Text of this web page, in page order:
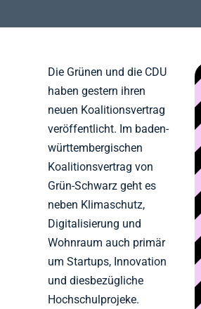
Die Grünen und die CDU
haben gestern ihren
neuen Koalitionsvertrag
veröffentlicht. Im baden-
württembergischen
Koalitionsvertrag von
Grün-Schwarz geht es
neben Klimaschutz,
Digitalisierung und
Wohnraum auch primär
um Startups, Innovation
und diesbezügliche
Hochschulprojeke.